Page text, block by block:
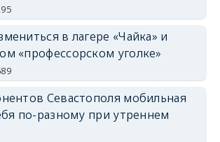
в лагере «Чайка» и
«профессорском уголке»
Севастополя мобильная
по-разному при утреннем